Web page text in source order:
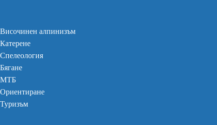
Височинен алпинизъм
Катерене
Спелеология
Бягане
МТБ
Ориентиране
Туризъм